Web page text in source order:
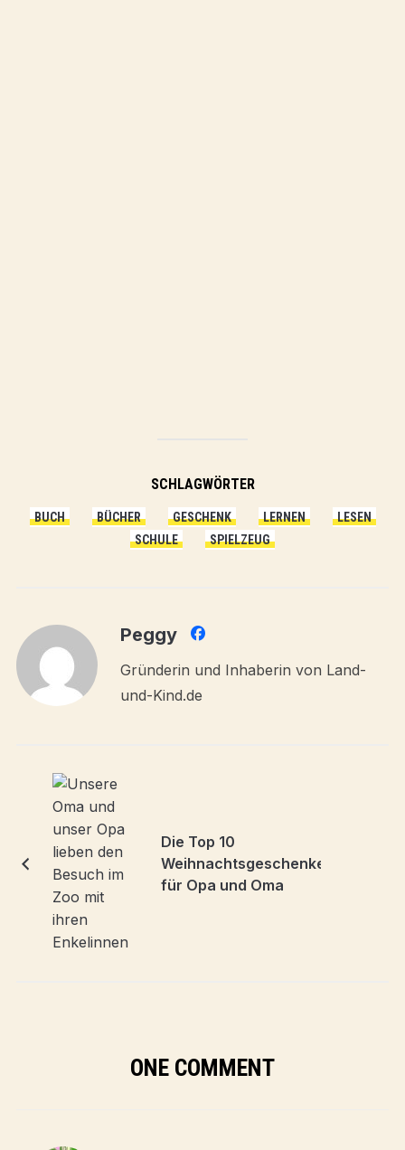
SCHLAGWÖRTER
BUCH BÜCHER GESCHENK LERNEN
LESEN
SCHULE
SPIELZEUG
Peggy
Gründerin und Inhaberin von Land-
und-Kind.de
Die Top 10
Weihnachtsgeschenke
für Opa und Oma
ONE COMMENT